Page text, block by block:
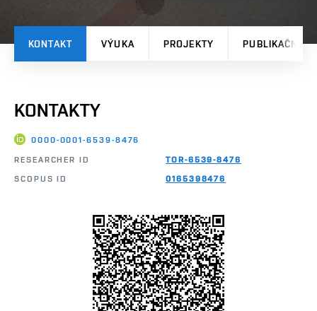
KONTAKT VÝUKA PROJEKTY PUBLIKAČNÍ
KONTAKTY
0000-0001-6539-8476
RESEARCHER ID
TOR-6539-8476
SCOPUS ID
0165398476